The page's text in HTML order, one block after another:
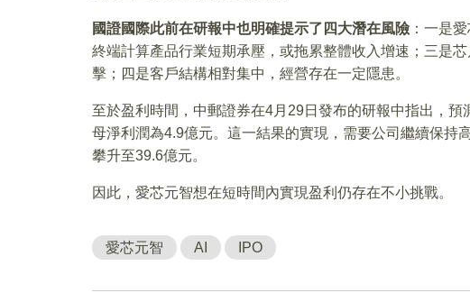
國證國際此前在研報中也明確提示了四大潛在風險 ：一是
終端計算產品行業短期承壓，或拖累整體收入增速；三是
擊；四是客戶結構相對集中，經營存在一定隱患。
至於盈利時間，中郵證券在4月29日發布的研報中指出，
母淨利潤為4.9億元。這一結果的實現，需要公司繼續保持
攀升至39.6億元。
因此，愛芯元智想在短時間內實現盈利仍存在不小挑戰。
愛芯元智 AI IPO